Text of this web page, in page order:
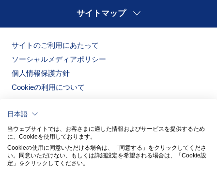
サイトマップ
サイトのご利用にあたって
ソーシャルメディアポリシー
個人情報保護方針
Cookieの利用について
日本語
当ウェブサイトでは、お客さまに適した情報およびサービスを提供するため
に、Cookieを使用しております。
Cookieの使用に同意いただける場合は、「同意する」をクリックしてくださ
い。​同意いただけない、もしくは詳細設定を希望される場合は、「Cookie設
定」をクリックしてください。​